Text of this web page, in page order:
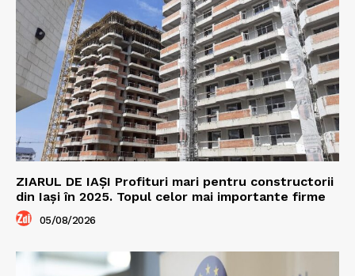
ZIARUL DE IAȘI Profituri mari pentru constructorii
din Iași în 2025. Topul celor mai importante firme
05/08/2026